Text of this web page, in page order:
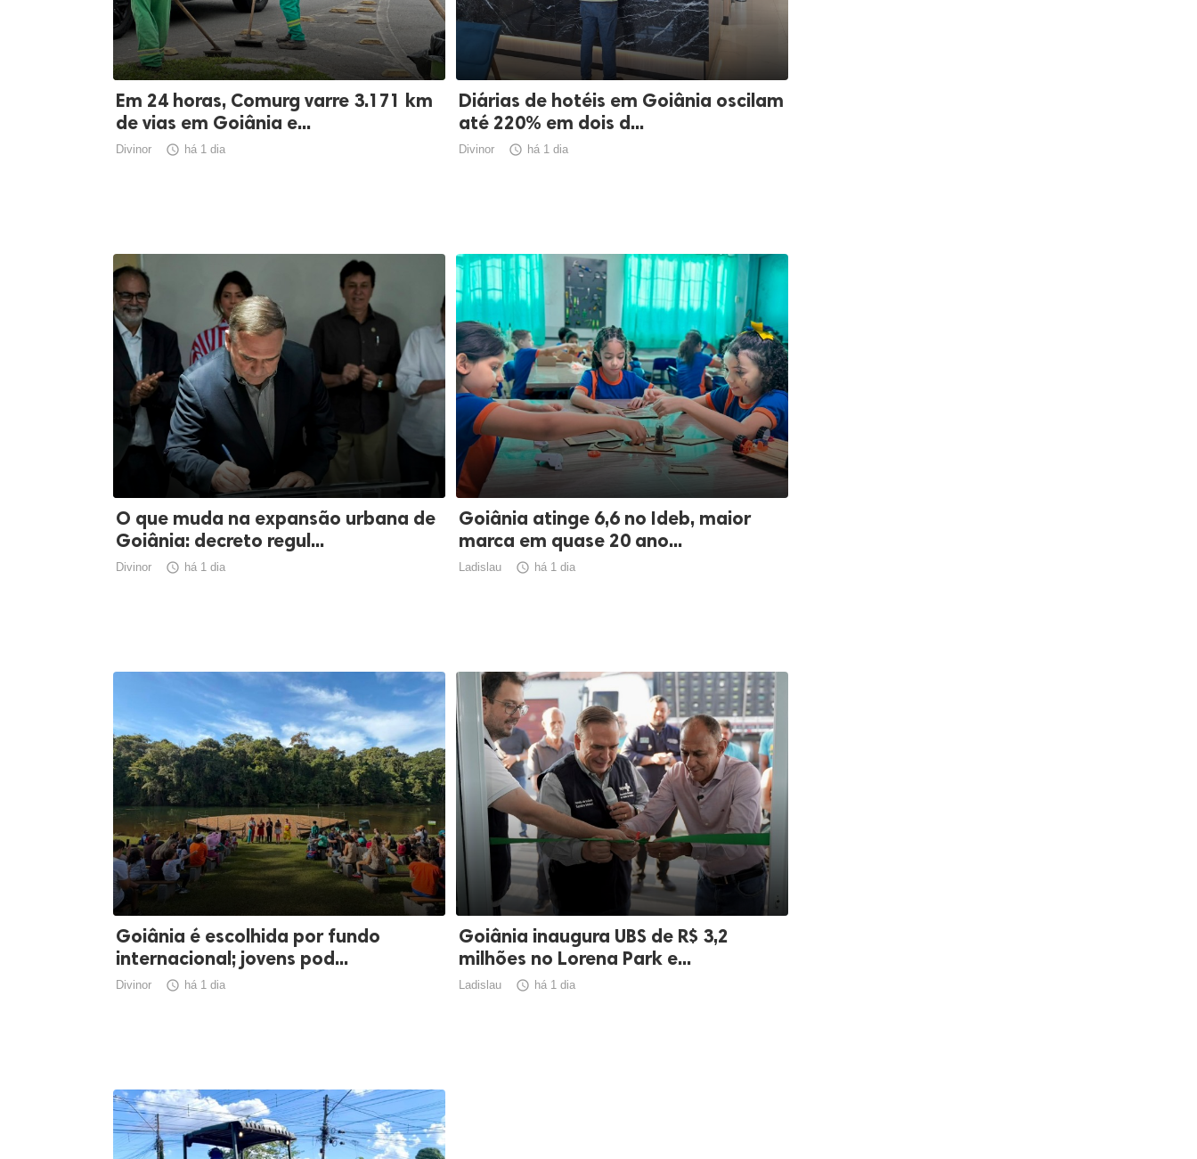
Em 24 horas, Comurg varre 3.171 km
de vias em Goiânia e...
Divinor  há 1 dia
Diárias de hotéis em Goiânia oscilam
até 220% em dois d...
Divinor  há 1 dia
O que muda na expansão urbana de
Goiânia: decreto regul...
Divinor  há 1 dia
Goiânia atinge 6,6 no Ideb, maior
marca em quase 20 ano...
Ladislau  há 1 dia
Goiânia é escolhida por fundo
internacional; jovens pod...
Divinor  há 1 dia
Goiânia inaugura UBS de R$ 3,2
milhões no Lorena Park e...
Ladislau  há 1 dia